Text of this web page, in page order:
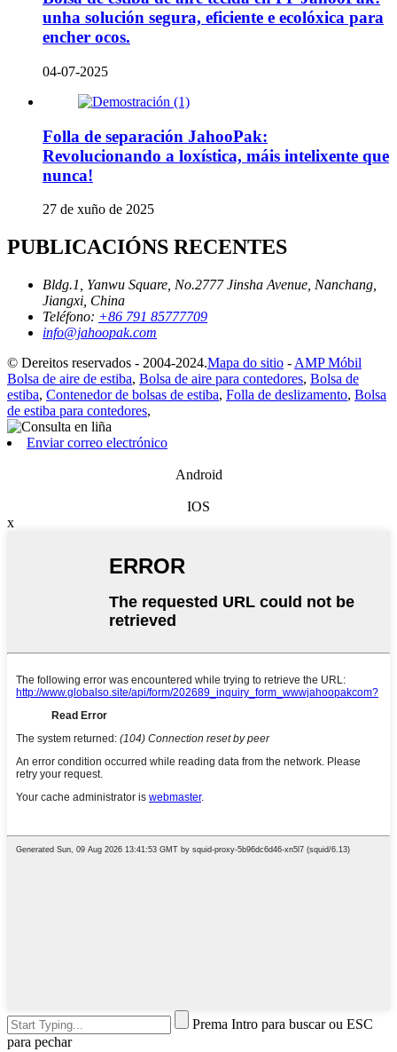
unha solución segura, eficiente e ecolóxica para
encher ocos.
04-07-2025
Folla de separación JahooPak:
Revolucionando a loxística, máis intelixente que
nunca!
27 de xuño de 2025
PUBLICACIÓNS RECENTES
Bldg.1, Yanwu Square, No.2777 Jinsha Avenue, Nanchang,
Jiangxi, China
Teléfono: +86 791 85777709
info@jahoopak.com
© Dereitos reservados - 2004-2024.Mapa do sitio - AMP Móbil
Bolsa de aire de estiba, Bolsa de aire para contedores, Bolsa de
estiba, Contenedor de bolsas de estiba, Folla de deslizamento, Bolsa
de estiba para contedores,
Enviar correo electrónico
Android
IOS
x
Prema Intro para buscar ou ESC
para pechar